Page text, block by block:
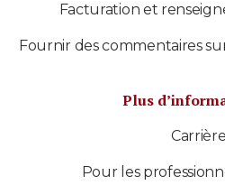
Facturation et
Fournir des commentaires
Plus
Pour les